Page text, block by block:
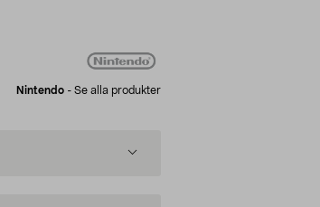
Nintendo - Se alla produkter